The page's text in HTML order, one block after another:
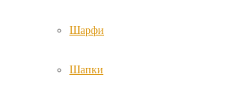
Шарфи
Шапки